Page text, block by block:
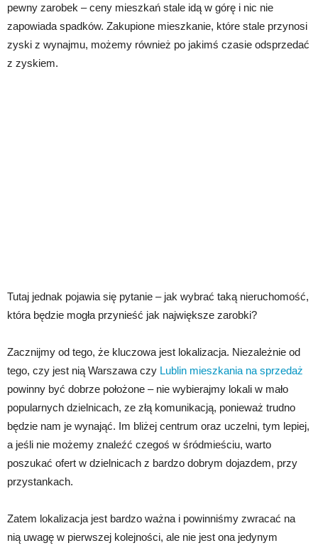
pewny zarobek – ceny mieszkań stale idą w górę i nic nie
zapowiada spadków. Zakupione mieszkanie, które stale przynosi
zyski z wynajmu, możemy również po jakimś czasie odsprzedać
z zyskiem.
Tutaj jednak pojawia się pytanie – jak wybrać taką nieruchomość,
która będzie mogła przynieść jak największe zarobki?
Zacznijmy od tego, że kluczowa jest lokalizacja. Niezależnie od
tego, czy jest nią Warszawa czy Lublin mieszkania na sprzedaż
powinny być dobrze położone – nie wybierajmy lokali w mało
popularnych dzielnicach, ze złą komunikacją, ponieważ trudno
będzie nam je wynająć. Im bliżej centrum oraz uczelni, tym lepiej,
a jeśli nie możemy znaleźć czegoś w śródmieściu, warto
poszukać ofert w dzielnicach z bardzo dobrym dojazdem, przy
przystankach.
Zatem lokalizacja jest bardzo ważna i powinniśmy zwracać na
nią uwagę w pierwszej kolejności, ale nie jest ona jedynym